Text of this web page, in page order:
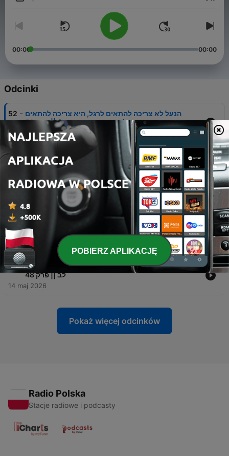
00:00 00:00
Odcinki
52 - הנעל לא צריכה להתאים לרגל, היא צריכה להתאים
לאימון - עם יותם קפלן || פרק 52
28 lip 2026
רץ פצוע? המדריך המלא עם רם מור || פרק 51
12 lip 2026
50 - כשהמרתון נכנס הביתה - על ריצה וזוגיות עם נירית
ורוניאל תורגמן || פרק 50
26 cze 2026
מי אתה בכלל בלי הריצה? עם ד"ר רוניאל תורגמן || פרק
49
04 cze 2026
48 - סאב שעתיים! היסטוריה! איך הוא עשה את זה? עם יגאל
לב || פרק 48
14 maj 2026
Pokaż więcej odcinków
Radio Polska
Stacje radiowe i podcasty
POBIERZ APLIKACJĘ